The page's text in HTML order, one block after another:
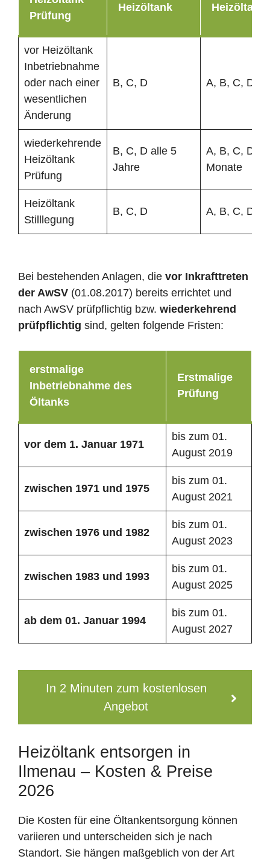
Prüfung
Heizöltank Heizöltank
vor Heizöltank
Inbetriebnahme
oder nach einer
wesentlichen
Änderung
B, C, D A, B, C, D
wiederkehrende
Heizöltank
Prüfung
B, C, D alle 5
Jahre
A, B, C, D
Monate
Heizöltank
Stilllegung
B, C, D A, B, C, D
Bei bestehenden Anlagen, die vor Inkrafttreten
der AwSV (01.08.2017) bereits errichtet und
nach AwSV prüfpflichtig bzw. wiederkehrend
prüfpflichtig sind, gelten folgende Fristen:
erstmalige
Inbetriebnahme des
Öltanks
Erstmalige
Prüfung
vor dem 1. Januar 1971
bis zum 01.
August 2019
zwischen 1971 und 1975
bis zum 01.
August 2021
zwischen 1976 und 1982
bis zum 01.
August 2023
zwischen 1983 und 1993
bis zum 01.
August 2025
ab dem 01. Januar 1994
bis zum 01.
August 2027
In 2 Minuten zum kostenlosen
Angebot
Heizöltank entsorgen in
Ilmenau – Kosten & Preise
2026
Die Kosten für eine Öltankentsorgung können
variieren und unterscheiden sich je nach
Standort. Sie hängen maßgeblich von der Art